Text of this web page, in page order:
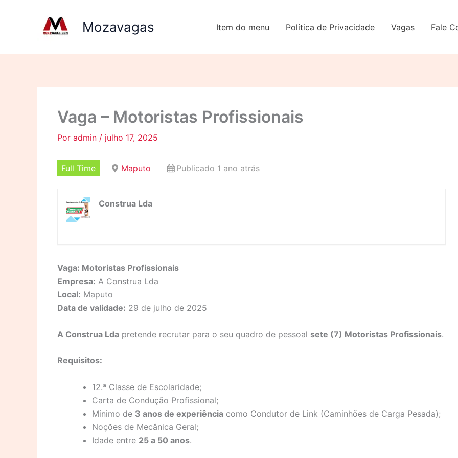
Mozavagas Item do menu Política de Privacidade Vagas Fale
Vaga – Motoristas Profissionais
Por admin / julho 17, 2025
Full Time Maputo Publicado 1 ano atrás
Construa Lda
Vaga: Motoristas Profissionais
Empresa: A Construa Lda
Local: Maputo
Data de validade: 29 de julho de 2025
A Construa Lda pretende recrutar para o seu quadro de pessoal sete (7) Motoristas Profissionais.
Requisitos:
12.ª Classe de Escolaridade;
Carta de Condução Profissional;
Mínimo de 3 anos de experiência como Condutor de Link (Caminhões de Carga Pesada);
Noções de Mecânica Geral;
Idade entre 25 a 50 anos.